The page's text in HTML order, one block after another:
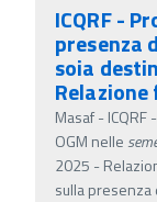
ICQRF -
presenza
soia
Masaf -
OGM nelle
2025 -
sulla presenza